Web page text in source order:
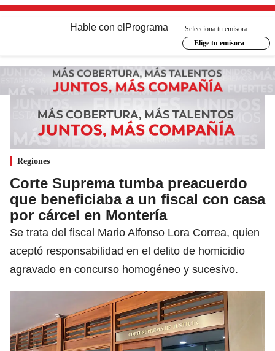
Hable con el Programa
Selecciona tu emisora
Elige tu emisora
Regiones
Corte Suprema tumba preacuerdo
que beneficiaba a un fiscal con casa
por cárcel en Montería
Se trata del fiscal Mario Alfonso Lora Correa, quien
aceptó responsabilidad en el delito de homicidio
agravado en concurso homogéneo y sucesivo.